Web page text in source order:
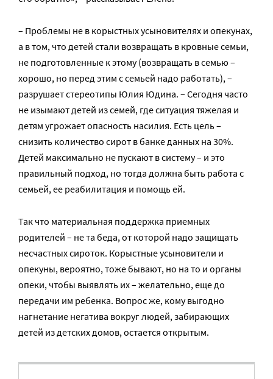
– Проблемы не в корыстных усыновителях и опекунах,
а в том, что детей стали возвращать в кровные семьи,
не подготовленные к этому (возвращать в семью –
хорошо, но перед этим с семьей надо работать), –
разрушает стереотипы Юлия Юдина. – Сегодня часто
не изымают детей из семей, где ситуация тяжелая и
детям угрожает опасность насилия. Есть цель –
снизить количество сирот в банке данных на 30%.
Детей максимально не пускают в систему – и это
правильный подход, но тогда должна быть работа с
семьей, ее реабилитация и помощь ей.
Так что материальная поддержка приемных
родителей – не та беда, от которой надо защищать
несчастных сироток. Корыстные усыновители и
опекуны, вероятно, тоже бывают, но на то и органы
опеки, чтобы выявлять их – желательно, еще до
передачи им ребенка. Вопрос же, кому выгодно
нагнетание негатива вокруг людей, забирающих
детей из детских домов, остается открытым.